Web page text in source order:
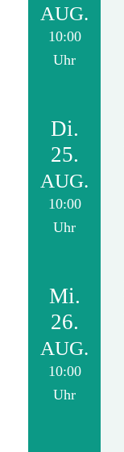
AUG.
10:00
Uhr
Di.
25.
AUG.
10:00
Uhr
Mi.
26.
AUG.
10:00
Uhr